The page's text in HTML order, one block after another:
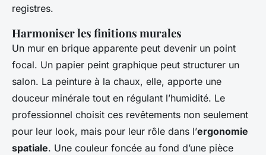
registres.
Harmoniser les finitions murales
Un mur en brique apparente peut devenir un point
focal. Un papier peint graphique peut structurer un
salon. La peinture à la chaux, elle, apporte une
douceur minérale tout en régulant l’humidité. Le
professionnel choisit ces revêtements non seulement
pour leur look, mais pour leur rôle dans l’ergonomie
spatiale. Une couleur foncée au fond d’une pièce